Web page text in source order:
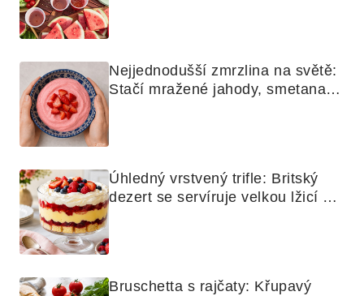
Nejjednodušší zmrzlina na světě:
Stačí mražené jahody, smetana a
Úhledný vrstvený trifle: Britský
dezert se servíruje velkou lžicí
Bruschetta s rajčaty: Křupavý